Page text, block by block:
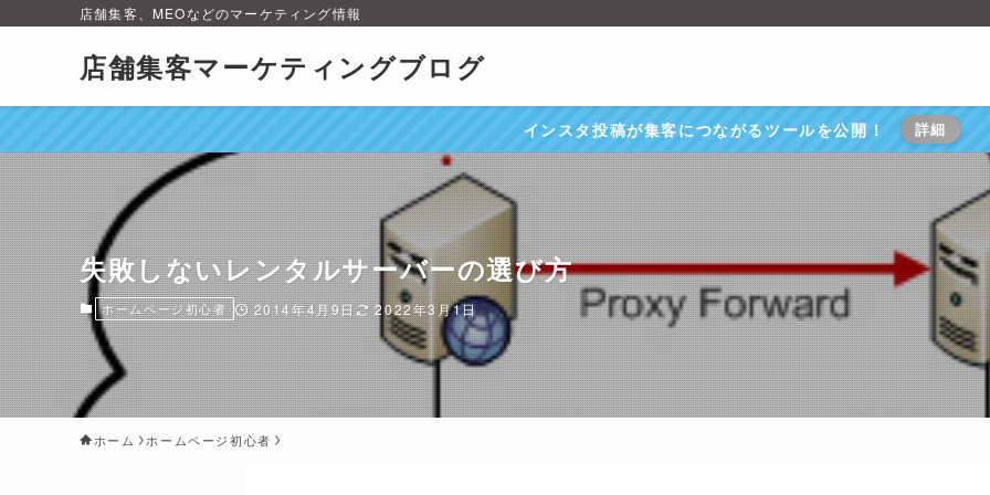
店舗集客、MEOなどのマーケティング情報
店舗集客マーケティングブログ
インスタ投稿が集客につながるツールを公開！ 詳細
失敗しないレンタルサーバーの選び方
ホームページ初心者 2014年4月9日 2022年3月1日
ホーム ホームページ初心者